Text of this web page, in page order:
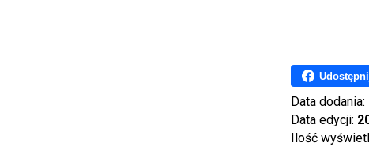
Data dodania:
Data edycji:
Ilość